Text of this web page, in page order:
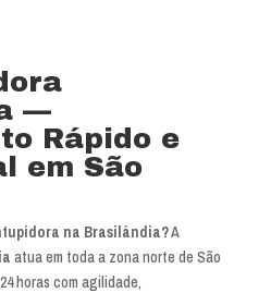
—
Rápido e
em São
na Brasilândia?A
atua em toda a zona norte de São
horas com agilidade,